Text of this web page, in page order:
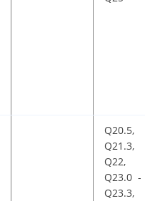
Q20.5,
Q21.3,
Q22,
Q23.0 -
Q23.3,